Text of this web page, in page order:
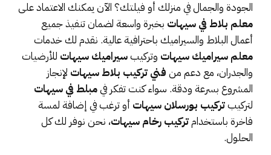
الجودة والجمال في منزلك أو فيلتك؟ الآن يمكنك الاعتماد على
معلم بلاط في سيهات بخبرة واسعة لضمان تنفيذ جميع
أعمال البلاط والسيراميك باحترافية عالية. نقدم لك خدمات
معلم سيراميك سيهات وتركيبسيراميك سيهات للأرضيات
والجدران، مع دعم من فني تركيب بلاط سيهات لإنجاز
المشروع بسرعة ودقة. سواء كنت تفكر فيمبلط في سيهات
لتركيبتركيب بورسلان سيهات أو ترغب في إضافة لمسة
فاخرة باستخدامتركيب رخام سيهات، نحن نوفر لك كل
الحلول.